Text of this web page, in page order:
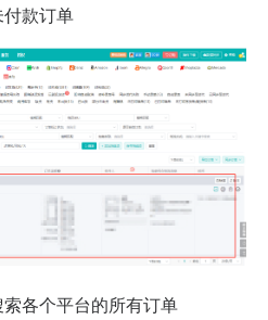
款订单
各个平台的所有订单